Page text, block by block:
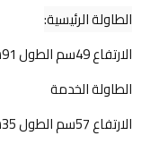
الطاولة الرئيسية:
الارتفاع 49سم الطول 91سم العرض 91سم
الطاولة الخدمة
الارتفاع 57سم الطول 35سم العرض 35سم